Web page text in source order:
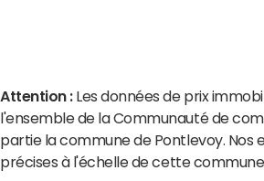
Attention : Les données de prix
l'ensemble de la Communauté de
partie la commune de Pontlevoy. Nos
précises à l'échelle de cette commune.